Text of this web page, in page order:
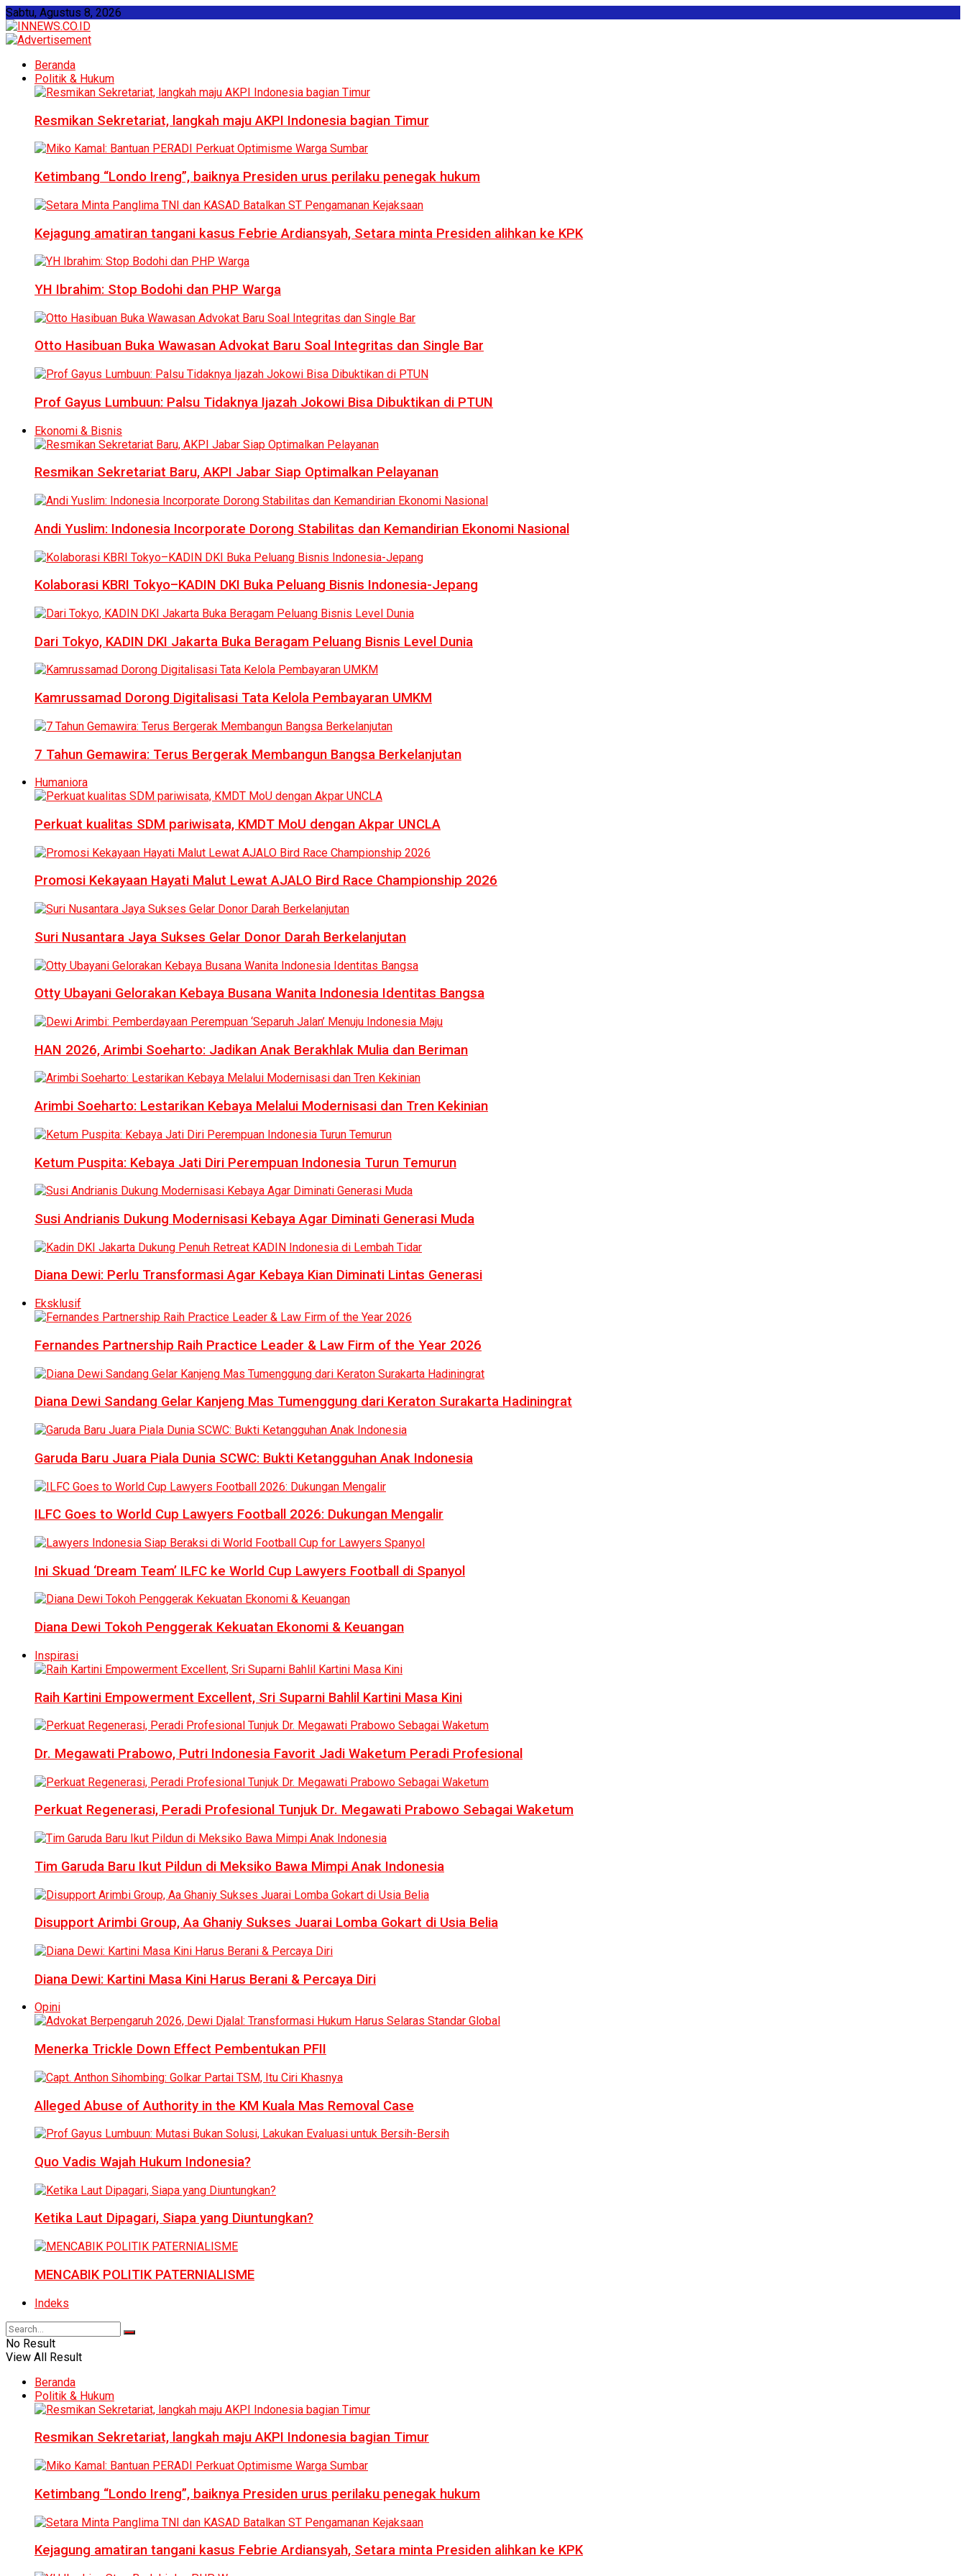
Sabtu, Agustus 8, 2026
Beranda
Politik & Hukum
Resmikan Sekretariat, langkah maju AKPI Indonesia bagian Timur
Ketimbang “Londo Ireng”, baiknya Presiden urus perilaku penegak hukum
Kejagung amatiran tangani kasus Febrie Ardiansyah, Setara minta Presiden alihkan ke KPK
YH Ibrahim: Stop Bodohi dan PHP Warga
Otto Hasibuan Buka Wawasan Advokat Baru Soal Integritas dan Single Bar
Prof Gayus Lumbuun: Palsu Tidaknya Ijazah Jokowi Bisa Dibuktikan di PTUN
Ekonomi & Bisnis
Resmikan Sekretariat Baru, AKPI Jabar Siap Optimalkan Pelayanan
Andi Yuslim: Indonesia Incorporate Dorong Stabilitas dan Kemandirian Ekonomi Nasional
Kolaborasi KBRI Tokyo–KADIN DKI Buka Peluang Bisnis Indonesia-Jepang
Dari Tokyo, KADIN DKI Jakarta Buka Beragam Peluang Bisnis Level Dunia
Kamrussamad Dorong Digitalisasi Tata Kelola Pembayaran UMKM
7 Tahun Gemawira: Terus Bergerak Membangun Bangsa Berkelanjutan
Humaniora
Perkuat kualitas SDM pariwisata, KMDT MoU dengan Akpar UNCLA
Promosi Kekayaan Hayati Malut Lewat AJALO Bird Race Championship 2026
Suri Nusantara Jaya Sukses Gelar Donor Darah Berkelanjutan
Otty Ubayani Gelorakan Kebaya Busana Wanita Indonesia Identitas Bangsa
HAN 2026, Arimbi Soeharto: Jadikan Anak Berakhlak Mulia dan Beriman
Arimbi Soeharto: Lestarikan Kebaya Melalui Modernisasi dan Tren Kekinian
Ketum Puspita: Kebaya Jati Diri Perempuan Indonesia Turun Temurun
Susi Andrianis Dukung Modernisasi Kebaya Agar Diminati Generasi Muda
Diana Dewi: Perlu Transformasi Agar Kebaya Kian Diminati Lintas Generasi
Eksklusif
Fernandes Partnership Raih Practice Leader & Law Firm of the Year 2026
Diana Dewi Sandang Gelar Kanjeng Mas Tumenggung dari Keraton Surakarta Hadiningrat
Garuda Baru Juara Piala Dunia SCWC: Bukti Ketangguhan Anak Indonesia
ILFC Goes to World Cup Lawyers Football 2026: Dukungan Mengalir
Ini Skuad ‘Dream Team’ ILFC ke World Cup Lawyers Football di Spanyol
Diana Dewi Tokoh Penggerak Kekuatan Ekonomi & Keuangan
Inspirasi
Raih Kartini Empowerment Excellent, Sri Suparni Bahlil Kartini Masa Kini
Dr. Megawati Prabowo, Putri Indonesia Favorit Jadi Waketum Peradi Profesional
Perkuat Regenerasi, Peradi Profesional Tunjuk Dr. Megawati Prabowo Sebagai Waketum
Tim Garuda Baru Ikut Pildun di Meksiko Bawa Mimpi Anak Indonesia
Disupport Arimbi Group, Aa Ghaniy Sukses Juarai Lomba Gokart di Usia Belia
Diana Dewi: Kartini Masa Kini Harus Berani & Percaya Diri
Opini
Menerka Trickle Down Effect Pembentukan PFII
Alleged Abuse of Authority in the KM Kuala Mas Removal Case
Quo Vadis Wajah Hukum Indonesia?
Ketika Laut Dipagari, Siapa yang Diuntungkan?
MENCABIK POLITIK PATERNIALISME
Indeks
No Result
View All Result
Beranda
Politik & Hukum
Resmikan Sekretariat, langkah maju AKPI Indonesia bagian Timur
Ketimbang “Londo Ireng”, baiknya Presiden urus perilaku penegak hukum
Kejagung amatiran tangani kasus Febrie Ardiansyah, Setara minta Presiden alihkan ke KPK